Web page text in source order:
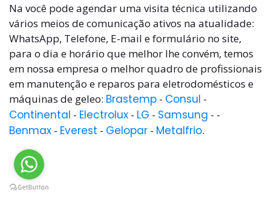
Na você pode agendar uma visita técnica utilizando
vários meios de comunicação ativos na atualidade:
WhatsApp, Telefone, E-mail e formulário no site,
para o dia e horário que melhor lhe convém, temos
em nossa empresa o melhor quadro de profissionais
em manutenção e reparos para eletrodomésticos e
máquinas de geleo: Brastemp - Consul -
Continental - Electrolux - LG - Samsung - -
Benmax - Everest - Gelopar - Metalfrio.